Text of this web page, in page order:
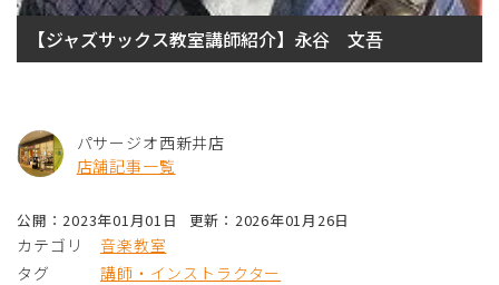
【ジャズサックス教室講師紹介】永谷 文吾
パサージオ西新井店
店舗記事一覧
公開：2023年01月01日 更新：2026年01月26日
カテゴリ
音楽教室
タグ
講師・インストラクター